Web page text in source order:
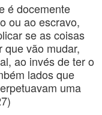
é docemente
ou ao escravo,
se as coisas
que vão mudar,
ao invés de ter o
lados que
uma